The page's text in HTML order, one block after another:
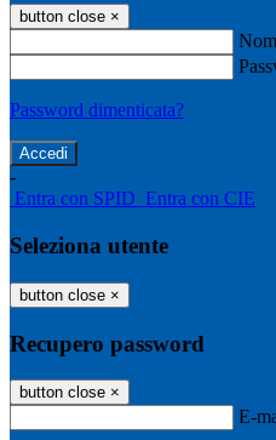
button close ×
Password dimenticata?
-
Entra con SPID Entra con CIE
Seleziona utente
button close ×
Recupero password
button close ×
E-